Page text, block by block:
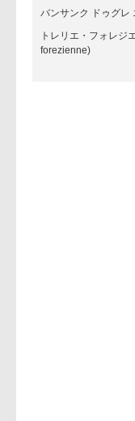
バンサンク ドゥグレ
トレリエ・フォレジ
forezienne)